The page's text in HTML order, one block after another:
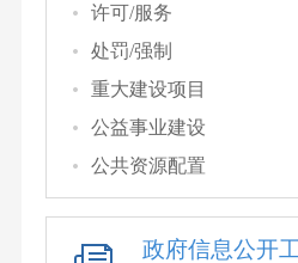
许可/服务
处罚/强制
重大建设项目
公益事业建设
公共资源配置
政府信息公开